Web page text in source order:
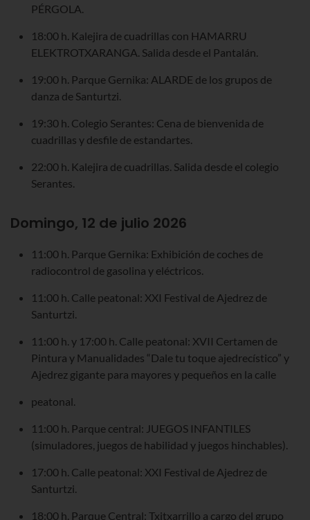
PÉRGOLA.
18:00 h. Kalejira de cuadrillas con HAMARRU
ELEKTROTXARANGA. Salida desde el Pantalán.
19:00 h. Parque Gernika: ALARDE de los grupos de
danza de Santurtzi.
19:30 h. Colegio Serantes: Cena de bienvenida de
cuadrillas y desfile de estandartes.
22:00 h. Kalejira de cuadrillas. Salida desde el colegio
Serantes.
Domingo, 12 de julio 2026
11:00 h. Parque Gernika: Exhibición de coches de
radiocontrol de gasolina y eléctricos.
11:00 h. Calle peatonal: XXI Festival de Ajedrez de
Santurtzi.
11:00 h. y 17:00 h. Calle peatonal: XVII Certamen de
Pintura y Manualidades “Dale tu toque ajedrecístico” y
Ajedrez gigante para mayores y pequeños en la calle
peatonal.
11:00 h. Parque central: JUEGOS INFANTILES
(simuladores, juegos de habilidad y juegos hinchables).
17:00 h. Calle peatonal: XXI Festival de Ajedrez de
Santurtzi.
18:00 h. Parque Central: Txitxarrillo a cargo del grupo